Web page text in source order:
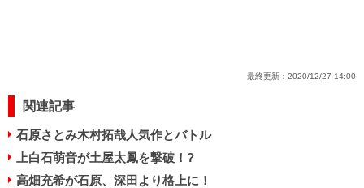
最終更新： 2020/12/27 14:00
関連記事
石原さとみ木村拓哉人気作とバトル
上白石萌音が土屋太鳳を撃破！?
高畑充希が石原、深田より格上に！